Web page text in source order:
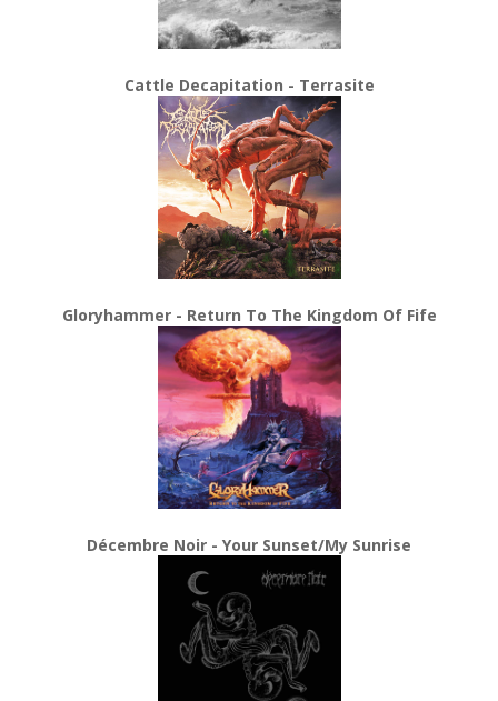
Cattle Decapitation - Terrasite
Gloryhammer - Return To The Kingdom Of Fife
Décembre Noir - Your Sunset/My Sunrise